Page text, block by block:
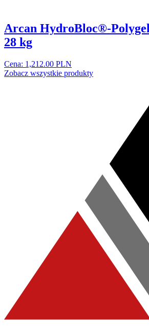
Arcan HydroBloc®-
28 kg
Cena: 1,212.00 PLN
Zobacz wszystkie produkty